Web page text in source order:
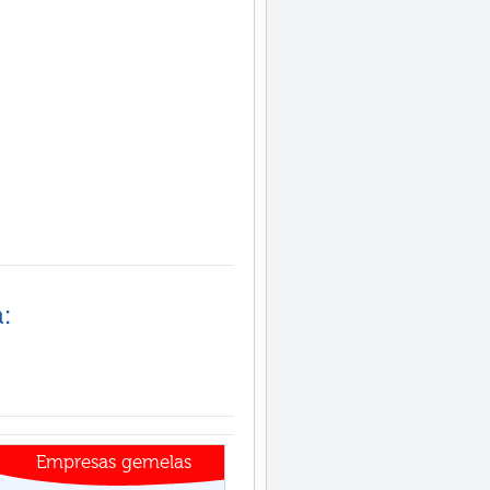
Empresas gemelas